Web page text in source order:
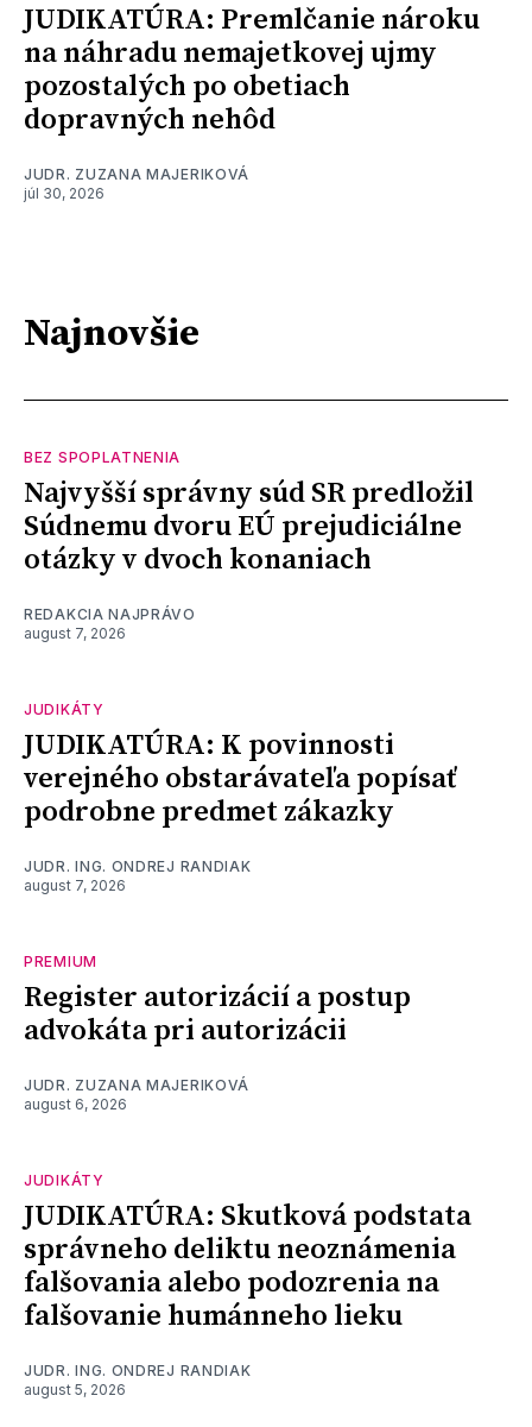
JUDIKATÚRA: Premlčanie nároku
na náhradu nemajetkovej ujmy
pozostalých po obetiach
dopravných nehôd
JUDR. ZUZANA MAJERIKOVÁ
júl 30, 2026
Najnovšie
BEZ SPOPLATNENIA
Najvyšší správny súd SR predložil
Súdnemu dvoru EÚ prejudiciálne
otázky v dvoch konaniach
REDAKCIA NAJPRÁVO
august 7, 2026
JUDIKÁTY
JUDIKATÚRA: K povinnosti
verejného obstarávateľa popísať
podrobne predmet zákazky
JUDR. ING. ONDREJ RANDIAK
august 7, 2026
PREMIUM
Register autorizácií a postup
advokáta pri autorizácii
JUDR. ZUZANA MAJERIKOVÁ
august 6, 2026
JUDIKÁTY
JUDIKATÚRA: Skutková podstata
správneho deliktu neoznámenia
falšovania alebo podozrenia na
falšovanie humánneho lieku
JUDR. ING. ONDREJ RANDIAK
august 5, 2026